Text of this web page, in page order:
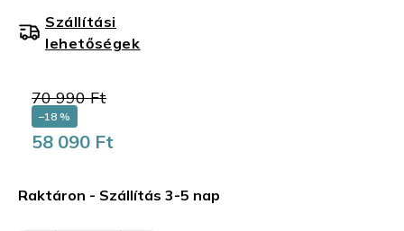
70 990 Ft
–18 %
58 090 Ft
Raktáron - Szállítás 3-5 nap
Szállítási
lehetőségek